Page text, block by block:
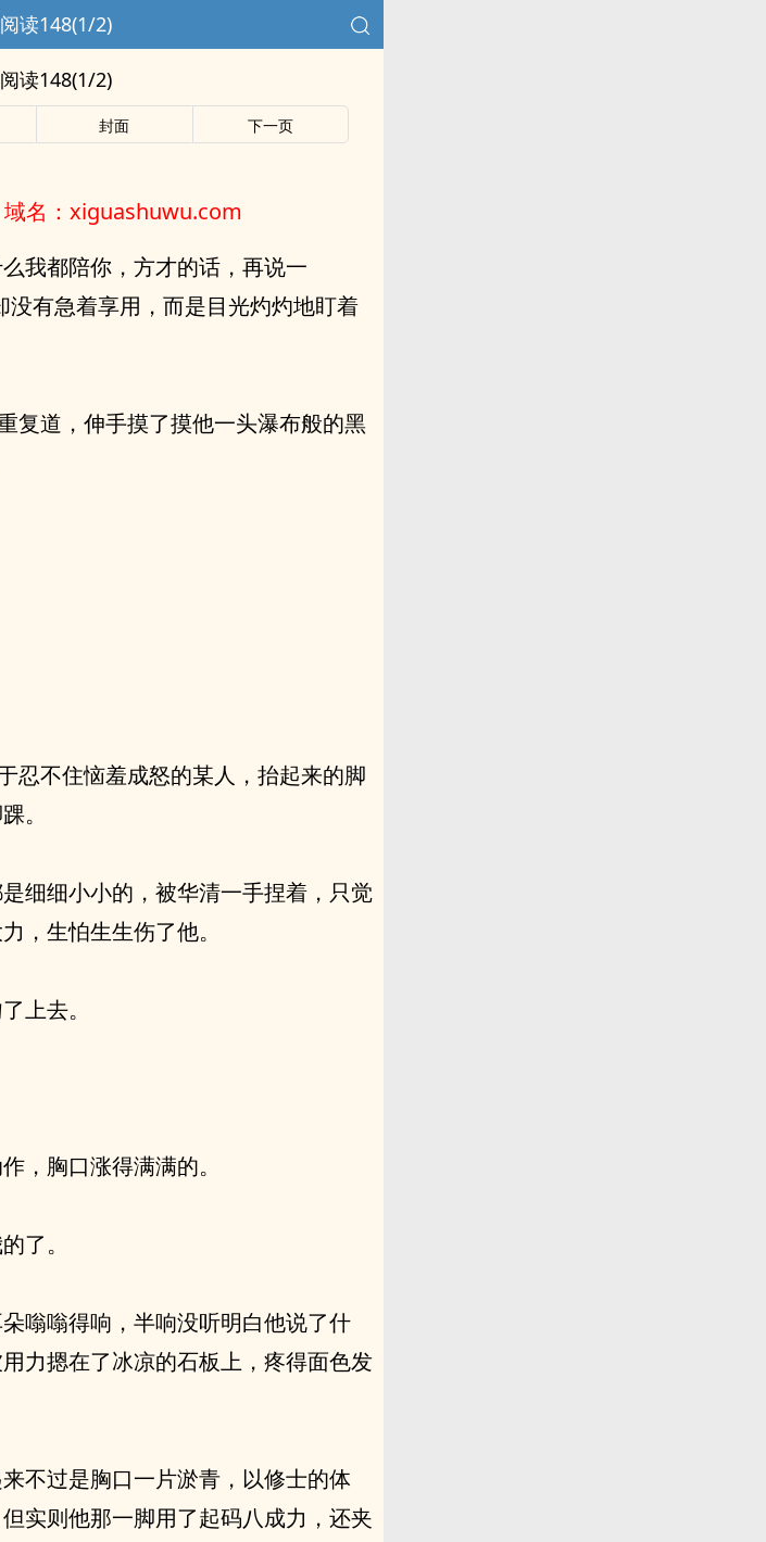
读148(1/2)
读148(1/2)
封面 下一页
名：xiguashuwu.com
我都陪你，方才的话，再说一
没有急着享用，而是目光灼灼地盯着
复道，伸手摸了摸他一头瀑布般的黑
忍不住恼羞成怒的某人，抬起来的脚
。
细细小小的，被华清一手捏着，只觉
，生怕生生伤了他。
上去。
，胸口涨得满满的。
了。
嗡嗡得响，半响没听明白他说了什
力摁在了冰凉的石板上，疼得面色发
不过是胸口一片淤青，以修士的体
实则他那一脚用了起码八成力，还夹